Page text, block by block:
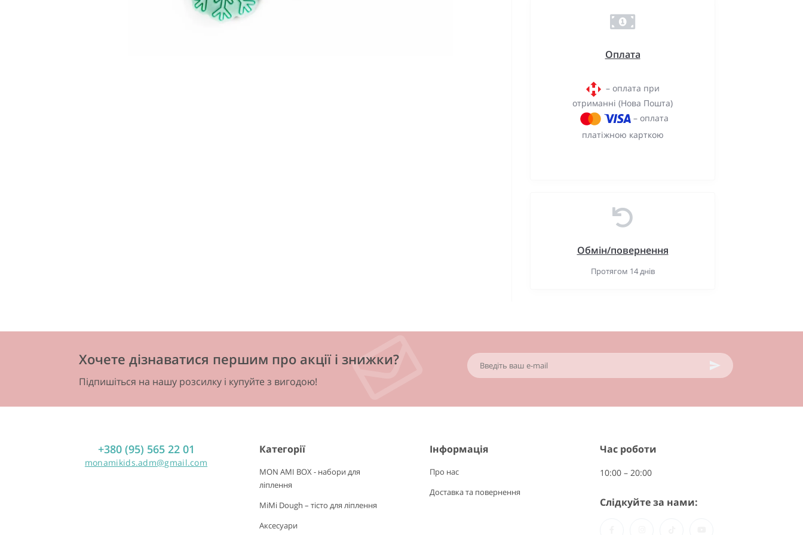
Оплата
– оплата при
отриманні (Нова Пошта)
– оплата
платіжною карткою
Обмін/повернення
Протягом 14 днів
Хочете дізнаватися першим про акції і знижки?
Підпишіться на нашу розсилку і купуйте з вигодою!
+380 (95) 565 22 01
monamikids.adm@gmail.com
Категорії
MON AMI BOX - набори для
ліплення
MiMi Dough – тісто для ліплення
Аксесуари
Інформація
Про нас
Доставка та повернення
Час роботи
10:00 – 20:00
Слідкуйте за нами: